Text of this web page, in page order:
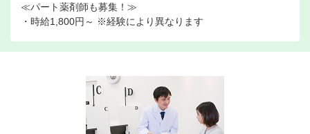
≪パート薬剤師も募集！≫
・時給1,800円～ ※経験により異なります